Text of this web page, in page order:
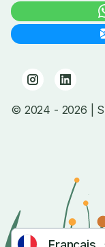
© 2024 - 2026 |